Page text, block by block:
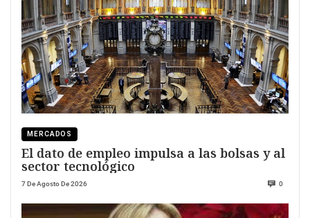
MERCADOS
El dato de empleo impulsa a las bolsas y al
sector tecnológico
7 De Agosto De 2026 0